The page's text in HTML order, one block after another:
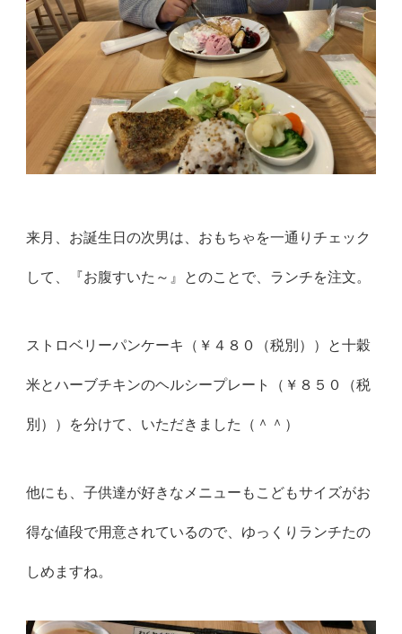
来月、お誕生日の次男は、おもちゃを一通りチェック
して、『お腹すいた～』とのことで、ランチを注文。
ストロベリーパンケーキ（￥４８０（税別））と十穀
米とハーブチキンのヘルシープレート（￥８５０（税
別））を分けて、いただきました（＾＾）
他にも、子供達が好きなメニューもこどもサイズがお
得な値段で用意されているので、ゆっくりランチたの
しめますね。